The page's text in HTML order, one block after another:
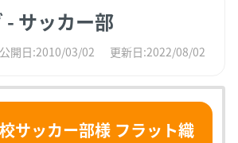
- サッカー部
公開日:2010/03/02 更新日:2022/08/02
サッカー部様 フラット織